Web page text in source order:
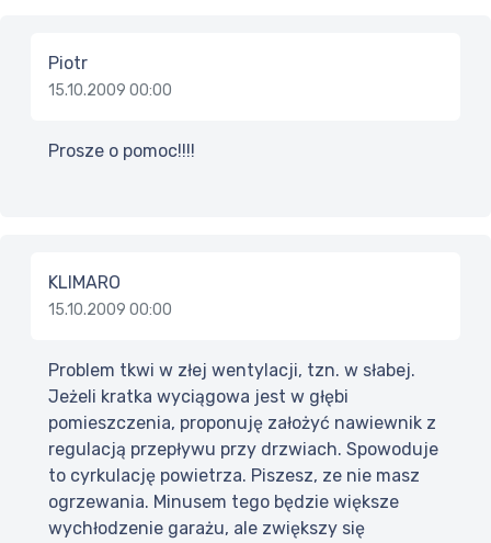
Piotr
15.10.2009 00:00
Prosze o pomoc!!!!
KLIMARO
15.10.2009 00:00
Problem tkwi w złej wentylacji, tzn. w słabej.
Jeżeli kratka wyciągowa jest w głębi
pomieszczenia, proponuję założyć nawiewnik z
regulacją przepływu przy drzwiach. Spowoduje
to cyrkulację powietrza. Piszesz, ze nie masz
ogrzewania. Minusem tego będzie większe
wychłodzenie garażu, ale zwiększy się